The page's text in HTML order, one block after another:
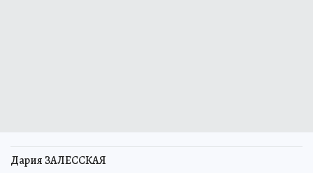
Дария ЗАЛЕССКАЯ